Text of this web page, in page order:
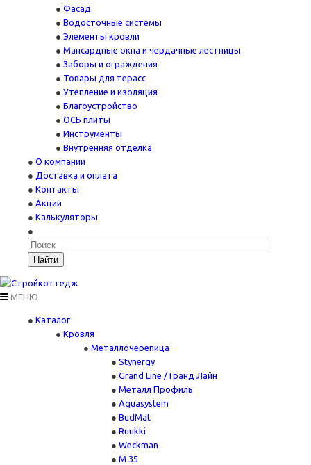
Фасад
Водосточные системы
Элементы кровли
Мансардные окна и чердачные лестницы
Заборы и ограждения
Товары для терасс
Утепление и изоляция
Благоустройство
ОСБ плиты
Инструменты
Внутренняя отделка
О компании
Доставка и оплата
Контакты
Акции
Калькуляторы
Найти
МЕНЮ
Каталог
Кровля
Металлочерепица
Stynergy
Grand Line / Гранд Лайн
Металл Профиль
Aquasystem
BudMat
Ruukki
Weckman
М 35